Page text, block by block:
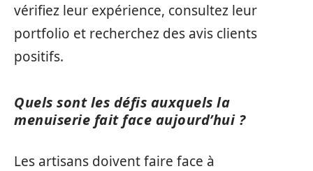
vérifiez leur expérience, consultez leur
portfolio et recherchez des avis clients
positifs.
Quels sont les défis auxquels la
menuiserie fait face aujourd’hui ?
Les artisans doivent faire face à